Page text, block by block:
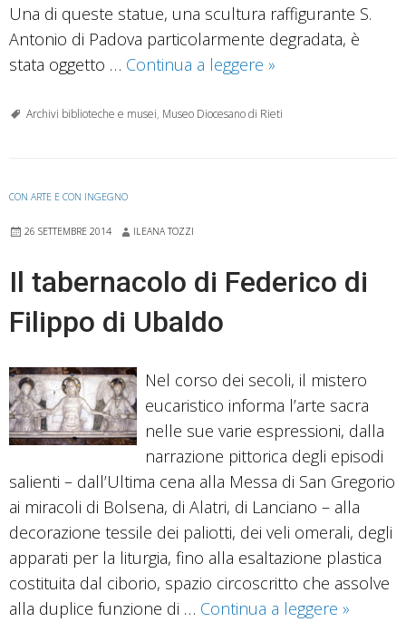
Una di queste statue, una scultura raffigurante S.
Antonio di Padova particolarmente degradata, è
stata oggetto … Continua a leggere Museo
Diocesi
ricerca
e
»
Archivi biblioteche e musei, Museo Diocesano di Rieti
CON ARTE E CON INGEGNO
26 SETTEMBRE 2014 ILEANA TOZZI
Il tabernacolo di Federico di
Filippo di Ubaldo
Nel corso dei secoli, il mistero
eucaristico informa l’arte sacra
nelle sue varie espressioni, dalla
narrazione pittorica degli episodi
salienti – dall’Ultima cena alla Messa di San Gregorio
ai miracoli di Bolsena, di Alatri, di Lanciano – alla
decorazione tessile dei paliotti, dei veli omerali, degli
apparati per la liturgia, fino alla esaltazione plastica
costituita dal ciborio, spazio circoscritto che assolve
alla duplice funzione di … Continua a leggere Il
»